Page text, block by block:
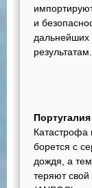
и
дальнейших
результатам.
Катастрофа
борется с
дождя, а
теряют